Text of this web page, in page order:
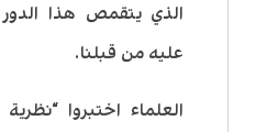
الذي يتقمص هذا
عليه من قبلنا.
العلماء اختبروا